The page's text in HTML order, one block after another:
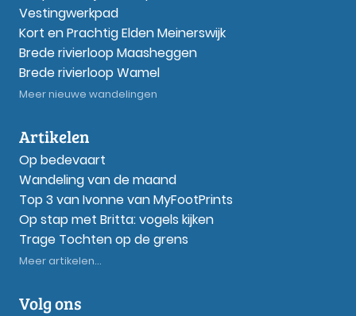
Vestingwerkpad
Kort en Prachtig Elden Meinerswijk
Brede rivierloop Maasheggen
Brede rivierloop Wamel
Meer nieuwe wandelingen
Artikelen
Op bedevaart
Wandeling van de maand
Top 3 van Ivonne van MyFootPrints
Op stap met Britta: vogels kijken
Trage Tochten op de grens
Meer artikelen...
Volg ons